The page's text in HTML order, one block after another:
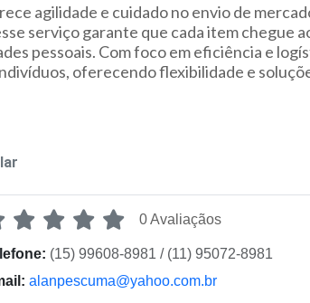
agilidade e cuidado no envio de
serviço garante que cada item chegue
pessoais. Com foco em eficiência e
oferecendo flexibilidade e
0 Avaliaçãos
(15) 99608-8981 / (11) 95072-8981
alanpescuma@yahoo.com.br